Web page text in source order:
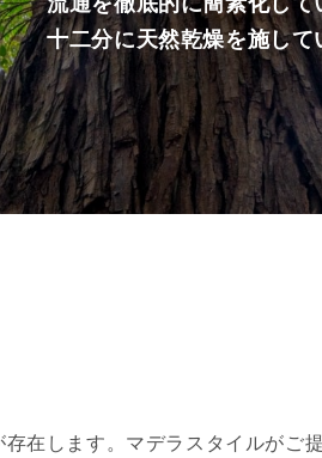
十二分に天然乾燥を施して
在します。マデラスタイルが